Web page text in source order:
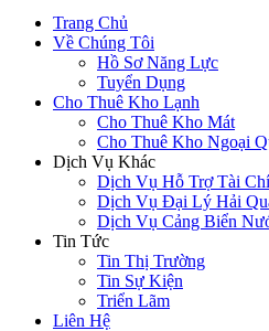
Trang Chủ
Về Chúng Tôi
Hồ Sơ Năng Lực
Tuyển Dụng
Cho Thuê Kho Lạnh
Cho Thuê Kho Mát
Cho Thuê Kho Ngoại
Dịch Vụ Khác
Dịch Vụ Hỗ Trợ Tài
Dịch Vụ Đại Lý Hải
Dịch Vụ Cảng Biển
Tin Tức
Tin Thị Trường
Tin Sự Kiện
Triển Lãm
Liên Hệ